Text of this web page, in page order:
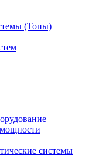
(Топы)
системы